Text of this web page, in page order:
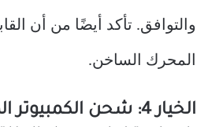
والتوافق. تأكد أيضًا من أن
المحرك الساخن.
الخيار 4: شحن